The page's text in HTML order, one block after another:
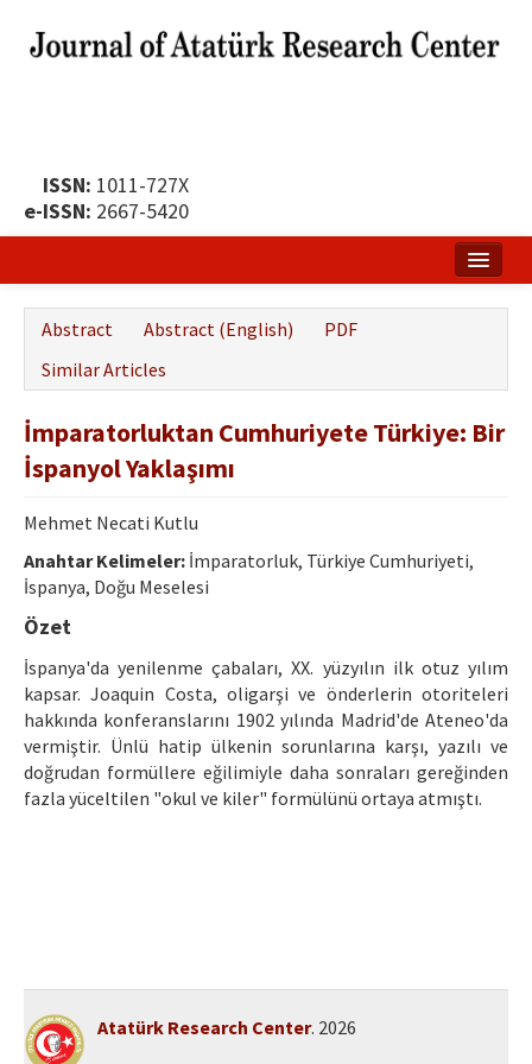
ISSN: 1011-727X
e-ISSN: 2667-5420
Publication Policy
Boards of the Journal
Publication Principles
Ethical Principles
Author's Guide
Refereeing Guide
Contact Us
Abstract Abstract (English)
PDF
Similar Articles
İmparatorluktan Cumhuriyete Türkiye: Bir
İspanyol Yaklaşımı
Mehmet Necati Kutlu
Anahtar Kelimeler: İmparatorluk, Türkiye Cumhuriyeti,
İspanya, Doğu Meselesi
Özet
İspanya'da yenilenme çabaları, XX. yüzyılın ilk otuz yılım
kapsar. Joaquin Costa, oligarşi ve önderlerin otoriteleri
hakkında konferanslarını 1902 yılında Madrid'de Ateneo'da
vermiştir. Ünlü hatip ülkenin sorunlarına karşı, yazılı ve
doğrudan formüllere eğilimiyle daha sonraları gereğinden
fazla yüceltilen "okul ve kiler" formülünü ortaya atmıştı.
Atatürk Research Center. 2026